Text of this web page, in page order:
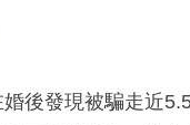
後發現被騙走近